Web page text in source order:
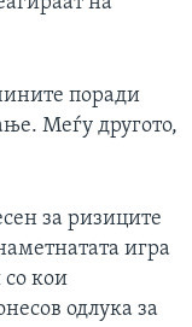
поради
Меѓу другото,
за ризиците
игра
кои
одлука за